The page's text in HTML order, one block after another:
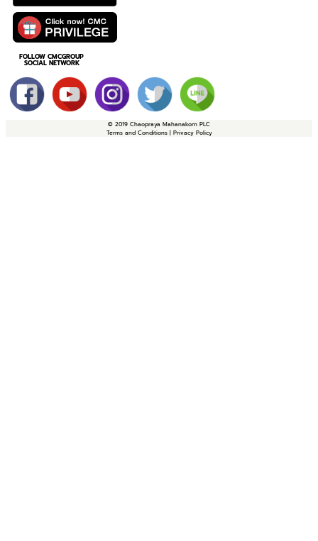
FOLLOW CMCGROUP
SOCIAL NETWORK
© 2019 Chaopraya Mahanakorn PLC
Terms and Conditions | Privacy Policy